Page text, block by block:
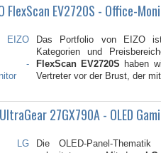
FlexScan EV2720S - Office-
Das Portfolio von EIZO
Kategorien und
FlexScan EV2720S haben
Vertreter vor der Brust, der mit
27GX790A - OLED
Die OLED-Panel-Thematik